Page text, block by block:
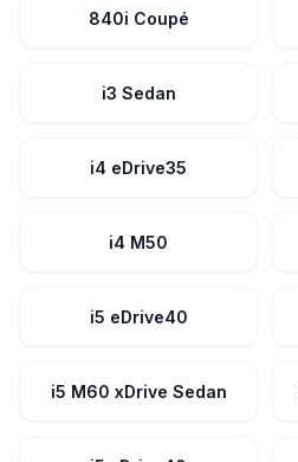
840i Coupé
i3 Sedan
i4 eDrive35
i4 M50
i5 eDrive40
i5 M60 xDrive Sedan